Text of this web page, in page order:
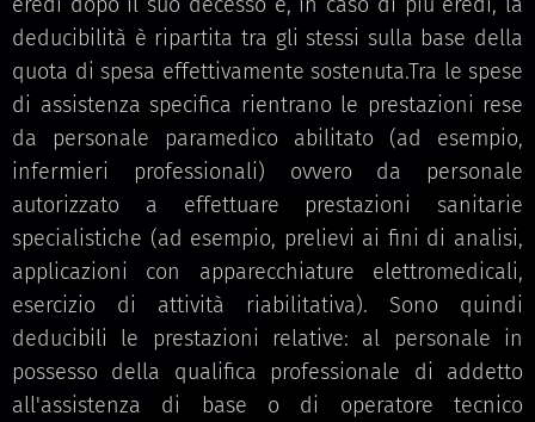
deducibilità è ripartita tra gli stessi sulla base della
quota di spesa effettivamente sostenuta.Tra le spese
di assistenza specifica rientrano le prestazioni rese
da personale paramedico abilitato (ad esempio,
infermieri professionali) ovvero da personale
autorizzato a effettuare prestazioni sanitarie
specialistiche (ad esempio, prelievi ai fini di analisi,
applicazioni con apparecchiature elettromedicali,
esercizio di attività riabilitativa). Sono quindi
deducibili le prestazioni relative: al personale in
possesso della qualifica professionale di addetto
all'assistenza di base o di operatore tecnico